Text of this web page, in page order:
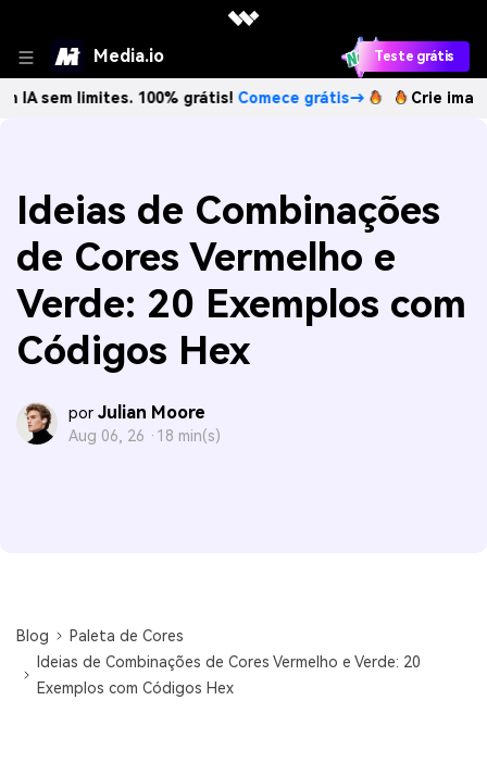
Media.io Teste grátis
100% grátis!Comece grátis→ Crie imagens com
Ideias de Combinações
de Cores Vermelho e
Verde: 20 Exemplos com
Códigos Hex
por Julian Moore
Aug 06, 26 · 18 min(s)
Blog
Paleta de Cores
Ideias de Combinações de Cores Vermelho e Verde: 20
Exemplos com Códigos Hex